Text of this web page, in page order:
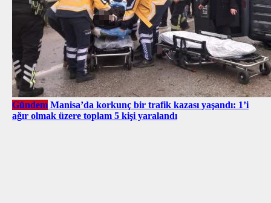
Gündem Manisa’da korkunç bir trafik kazası yaşandı: 1’i
ağır olmak üzere toplam 5 kişi yaralandı